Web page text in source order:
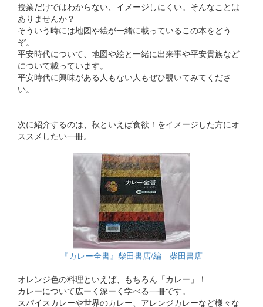
授業だけではわからない、イメージしにくい。そんなことは
ありませんか？
そういう時には地図や絵が一緒に載っているこの本をどう
ぞ。
平安時代について、地図や絵と一緒に出来事や平安貴族など
について載っています。
平安時代に興味がある人もない人もぜひ覗いてみてくださ
い。
次に紹介するのは、秋といえば食欲！をイメージした方にオ
ススメしたい一冊。
『カレー全書』柴田書店/編 柴田書店
オレンジ色の料理といえば、もちろん「カレー」！
カレーについて広ーく深ーく学べる一冊です。
スパイスカレーや世界のカレー、アレンジカレーなど様々な